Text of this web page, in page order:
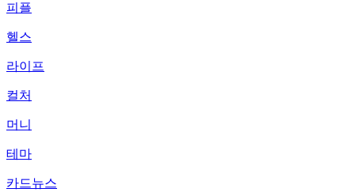
피플
헬스
라이프
컬처
머니
테마
카드뉴스